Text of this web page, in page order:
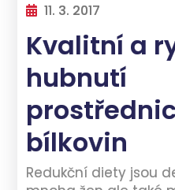
11. 3. 2017
Kvalitní a
hubnutí
bílkovin
Redukční diety jsou